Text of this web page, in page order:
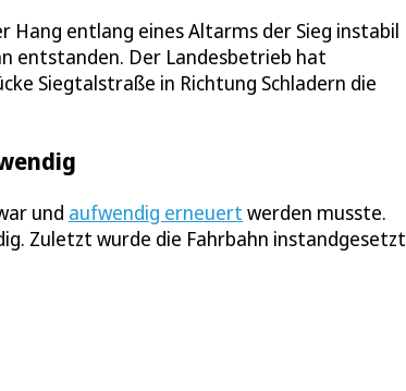
Hang entlang eines Altarms der Sieg instabil
entstanden. Der Landesbetrieb hat
Siegtalstraße in Richtung Schladern die
und aufwendig erneuert werden musste.
Zuletzt wurde die Fahrbahn instandgesetzt